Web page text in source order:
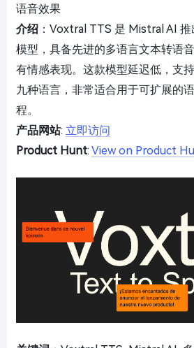
语音效果
介绍 ：Voxtral TTS 是 Mistral AI
模型，具备先进的多语言文本转语
有情感表现。这款模型延迟低，支
九种语言，非常适合用于可扩展的
程。
产品网站: 立即访问
Product Hunt: View on Product